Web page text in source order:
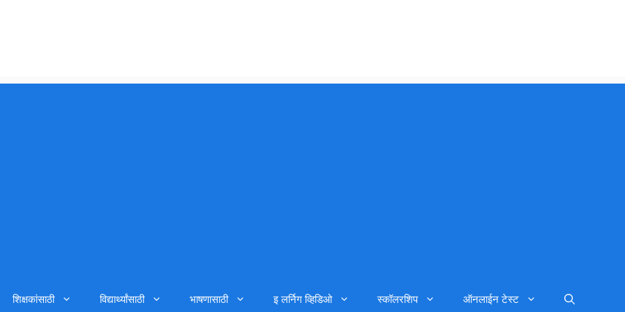
शिक्षकांसाठी विद्यार्थ्यांसाठी भाषणासाठी इ लर्निग व्हिडिओ स्कॉलरशिप ऑनलाईन टेस्ट